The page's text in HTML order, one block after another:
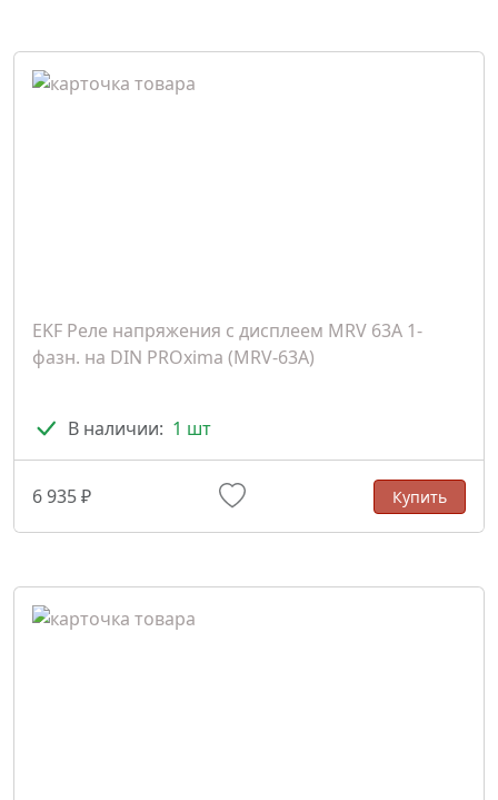
EKF Реле напряжения с дисплеем MRV 63A 1-
фазн. на DIN PROxima (MRV-63A)
В наличии: 1 шт
6 935 ₽ Купить